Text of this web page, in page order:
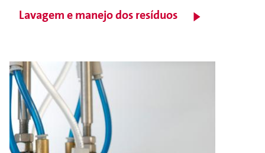
Lavagem e manejo dos resíduos